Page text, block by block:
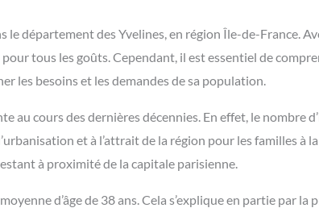
département des Yvelines, en région Île-de-France.
tous les goûts. Cependant, il est essentiel de
les besoins et les demandes de sa population.
au cours des dernières décennies. En effet, le nombre
et à l’attrait de la région pour les familles à
à proximité de la capitale parisienne.
d’âge de 38 ans. Cela s’explique en partie par la